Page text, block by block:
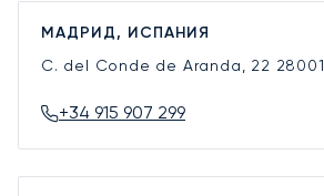
МАДРИД, ИСПАНИЯ
C. del Conde de Aranda, 22 28001
+34 915 907 299